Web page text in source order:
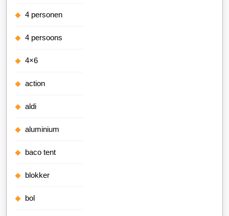
4 personen
4 persoons
4×6
action
aldi
aluminium
baco tent
blokker
bol